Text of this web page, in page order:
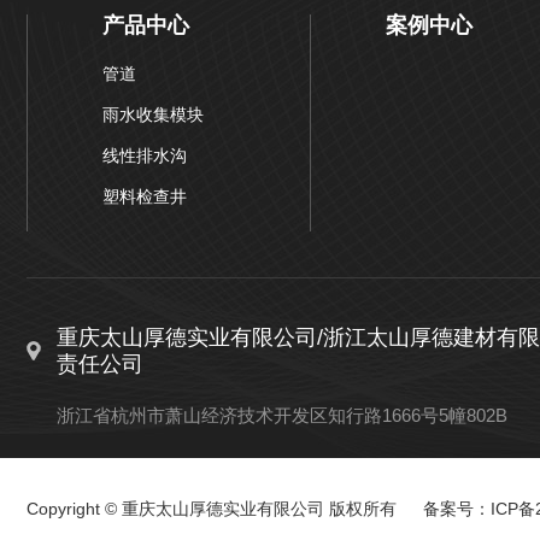
产品中心
管道
雨水收集模块
线性排水沟
塑料检查井
案例中心
重庆太山厚德实业有限公司/浙江太山厚德建材有限
责任公司
浙江省杭州市萧山经济技术开发区知行路1666号5幢802B
Copyright © 重庆太山厚德实业有限公司 版权所有 备案号： ICP